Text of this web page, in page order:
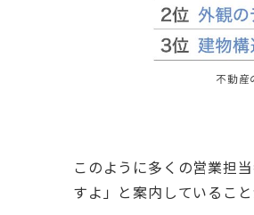
不動産
このように多くの営業担
すよ」と案内していること